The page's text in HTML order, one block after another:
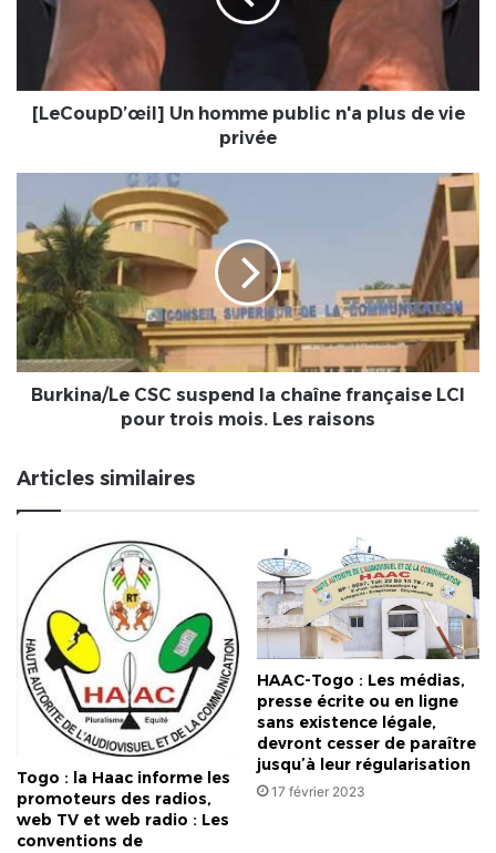
privée
[LeCoupD’œil] Un homme public n'a plus de vie
privée
suspend
la
chaîne
française
LCI
pour
trois
mois.
Burkina/Le CSC suspend la chaîne française LCI
pour trois mois. Les raisons
Articles similaires
Togo : la Haac informe les
promoteurs des radios,
web TV et web radio : Les
conventions de
HAAC-Togo : Les médias,
presse écrite ou en ligne
sans existence légale,
devront cesser de paraître
jusqu’à leur régularisation
17 février 2023